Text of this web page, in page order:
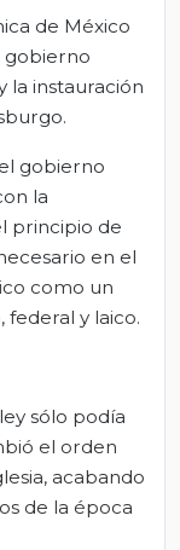
de México
gobierno
la instauración
gobierno
la
principio de
en el
como un
y laico.
sólo podía
el orden
acabando
de la época